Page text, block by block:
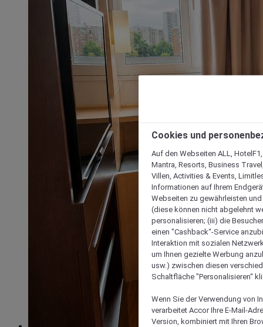
Cookies und
Auf den Webseiten ALL,
Mantra, Resorts, Business
Villen, Activities & Events,
Informationen auf Ihrem
Webseiten zu gewährleisten
(diese können nicht abgelehnt
personalisieren; (iii) die
einen "Cashback“-Service
Interaktion mit sozialen
um Ihnen gezielte Werbung
usw.) zwischen diesen
Schaltfläche "Personalisieren“
Wenn Sie der Verwendung von
verarbeitet Accor Ihre E-Mail-
Version, kombiniert mit Ihren